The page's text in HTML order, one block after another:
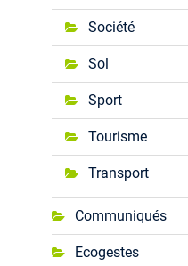
Société
Sol
Sport
Tourisme
Transport
Communiqués
Ecogestes